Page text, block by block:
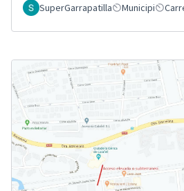
SuperGarrapatilla Municipi